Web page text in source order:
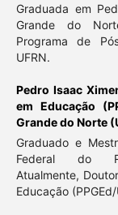
Graduada em
Grande do
Programa de
UFRN.
Pedro Isaac
em Educação
Grande do Norte
Graduado e
Federal do
Atualmente,
Educação